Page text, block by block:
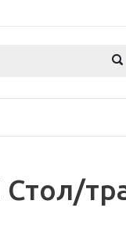
Стол/